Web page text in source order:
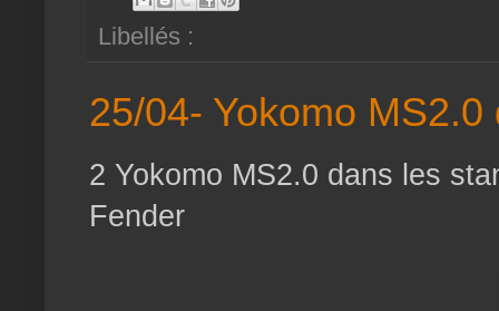
Libellés :
25/04- Yokomo MS2.0
2 Yokomo MS2.0 dans les
Fender